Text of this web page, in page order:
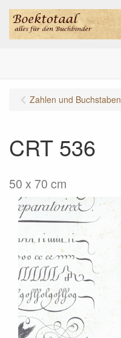
Zahlen und Buchstaben
CRT 536
50 x 70 cm